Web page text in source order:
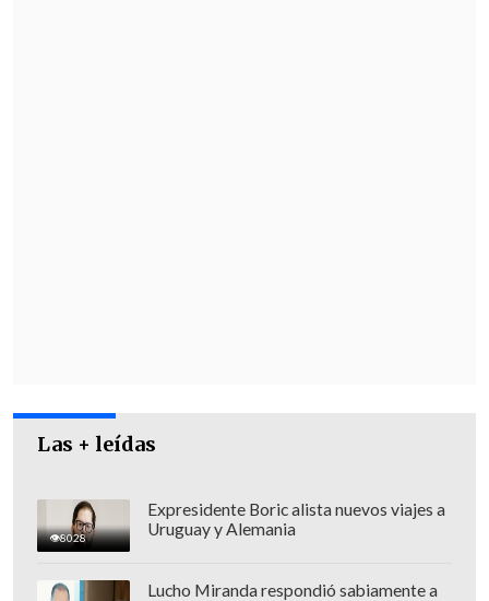
Las + leídas
8028
Expresidente Boric alista nuevos viajes a
Uruguay y Alemania
Lucho Miranda respondió sabiamente a